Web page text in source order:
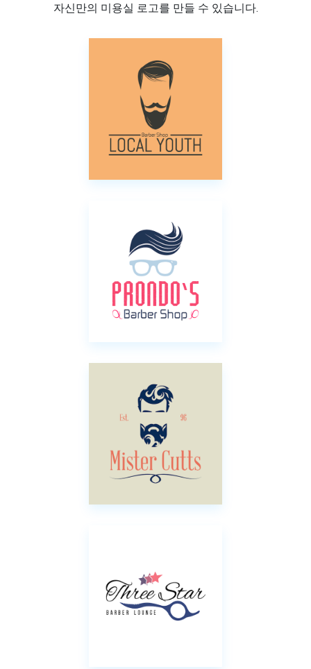
자신만의 미용실 로고를 만들 수 있습니다.